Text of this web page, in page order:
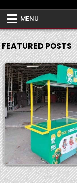
MENU
FEATURED POSTS